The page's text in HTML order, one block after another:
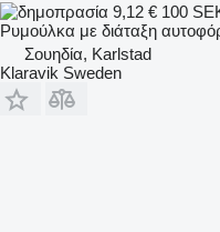
9,12 € 100
Ρυμούλκα με διάταξη
Σουηδία, Karlstad
Klaravik Sweden